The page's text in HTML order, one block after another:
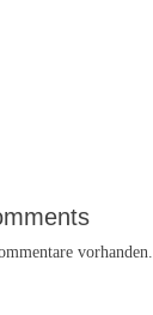
vorhanden.